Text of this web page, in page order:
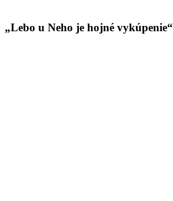
„Lebo u Neho je hojné vykúpenie“